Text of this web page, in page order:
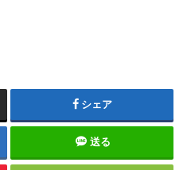
シェア
送る